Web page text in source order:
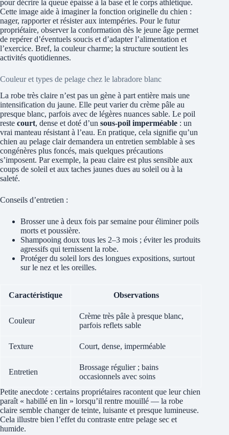
pour décrire la queue épaisse à la base et le corps athlétique.
Cette image aide à imaginer la fonction originelle du chien :
nager, rapporter et résister aux intempéries. Pour le futur
propriétaire, observer la conformation dès le jeune âge permet
de repérer d’éventuels soucis et d’adapter l’alimentation et
l’exercice. Bref, la couleur charme; la structure soutient les
activités quotidiennes.
Couleur et types de pelage chez le labradore blanc
La robe très claire n’est pas un gène à part entière mais une
intensification du jaune. Elle peut varier du crème pâle au
presque blanc, parfois avec de légères nuances sable. Le poil
reste court, dense et doté d’un sous-poil imperméable : un
vrai manteau résistant à l’eau. En pratique, cela signifie qu’un
chien au pelage clair demandera un entretien semblable à ses
congénères plus foncés, mais quelques précautions
s’imposent. Par exemple, la peau claire est plus sensible aux
coups de soleil et aux taches jaunes dues au soleil ou à la
saleté.
Conseils d’entretien :
Brosser une à deux fois par semaine pour éliminer poils
morts et poussière.
Shampooing doux tous les 2–3 mois ; éviter les produits
agressifs qui ternissent la robe.
Protéger du soleil lors des longues expositions, surtout
sur le nez et les oreilles.
Caractéristique Observations
Couleur
Crème très pâle à presque blanc,
parfois reflets sable
Texture Court, dense, imperméable
Entretien
Brossage régulier ; bains
occasionnels avec soins
Petite anecdote : certains propriétaires racontent que leur chien
paraît « habillé en lin » lorsqu’il rentre mouillé — la robe
claire semble changer de teinte, luisante et presque lumineuse.
Cela illustre bien l’effet du contraste entre pelage sec et
humide.